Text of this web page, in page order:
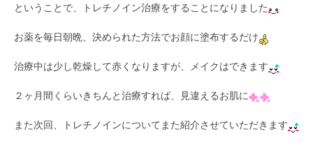
ということで、トレチノイン治療をすることになりました
お薬を毎日朝晩、決められた方法でお顔に塗布するだけ
治療中は少し乾燥して赤くなりますが、メイクはできます
２ヶ月間くらいきちんと治療すれば、見違えるお肌に
また次回、トレチノインについてまた紹介させていただきます